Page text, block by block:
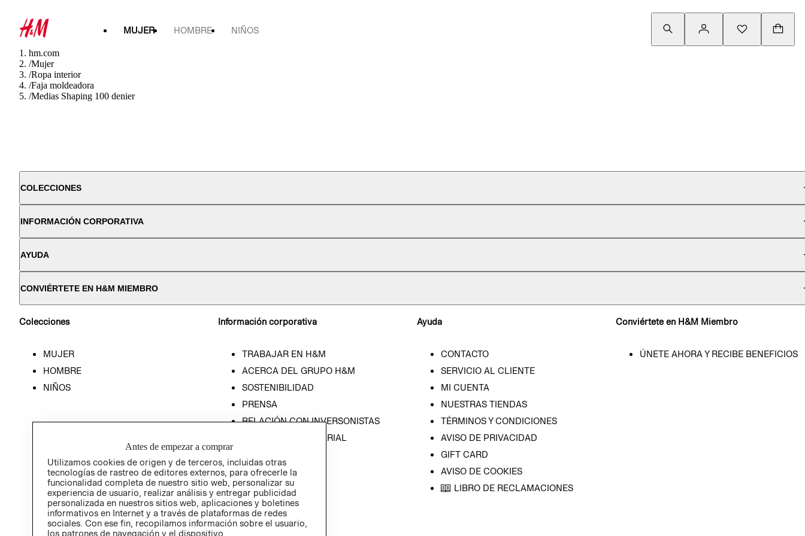
MUJER HOMBRE NIÑOS
hm.com
/Mujer
/Ropa interior
/Faja moldeadora
/Medias Shaping 100 denier
COLECCIONES
INFORMACIÓN CORPORATIVA
AYUDA
CONVIÉRTETE EN H&M MIEMBRO
Colecciones
MUJER
HOMBRE
NIÑOS
Información corporativa
TRABAJAR EN H&M
ACERCA DEL GRUPO H&M
SOSTENIBILIDAD
PRENSA
RELACIÓN CON INVERSONISTAS
POLÍTICA EMPRESARIAL
Ayuda
CONTACTO
SERVICIO AL CLIENTE
MI CUENTA
NUESTRAS TIENDAS
TÉRMINOS Y CONDICIONES
AVISO DE PRIVACIDAD
GIFT CARD
AVISO DE COOKIES
LIBRO DE RECLAMACIONES
Conviértete en H&M Miembro
ÚNETE AHORA Y RECIBE BENEFICIOS
Antes de empezar a comprar
Utilizamos cookies de origen y de terceros, incluidas otras
tecnologías de rastreo de editores externos, para ofrecerle la
funcionalidad completa de nuestro sitio web, personalizar su
experiencia de usuario, realizar análisis y entregar publicidad
personalizada en nuestros sitios web, aplicaciones y boletines
informativos en Internet y a través de plataformas de redes
sociales. Con ese fin, recopilamos información sobre el usuario,
los patrones de navegación y el dispositivo.